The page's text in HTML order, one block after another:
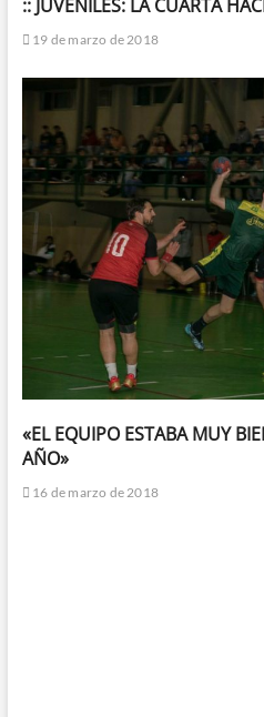
:: JUVENILES: LA CUARTA
19 de marzo de 2018
«EL EQUIPO ESTABA MUY
AÑO»
16 de marzo de 2018